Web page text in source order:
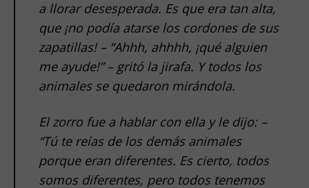
a llorar desesperada. Es que era tan alta,
que ¡no podía atarse los cordones de sus
zapatillas! – “Ahhh, ahhhh, ¡qué alguien
me ayude!” – gritó la jirafa. Y todos los
animales se quedaron mirándola.
El zorro fue a hablar con ella y le dijo: –
“Tú te reías de los demás animales
porque eran diferentes. Es cierto, todos
somos diferentes, pero todos tenemos